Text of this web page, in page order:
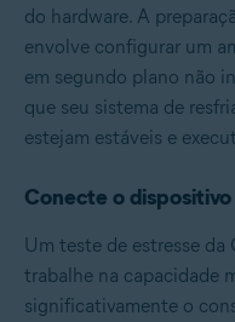
do hardware. A
envolve configurar um
em segundo plano não
que seu sistema de
estejam estáveis e
Conecte o
Um teste de estresse da
trabalhe na capacidade
significativamente o